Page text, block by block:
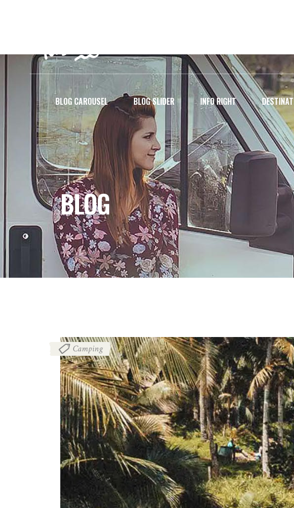
BLOG CAROUSEL BLOG SLIDER INFO RIGHT
BLOG
Camping